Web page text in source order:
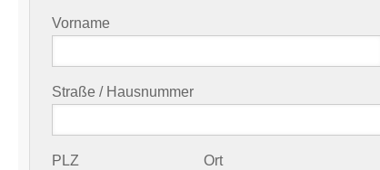
Vorname
Straße / Hausnummer
PLZ Ort